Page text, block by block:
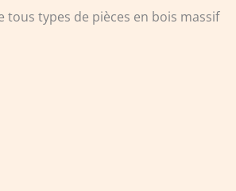
tous types de pièces en bois massif